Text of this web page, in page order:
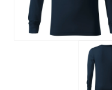
vytvárajú tvar celého
presné. Kolesá,
všetko sedí na svojom
ocení každý, kto vie, že
Komu urobí